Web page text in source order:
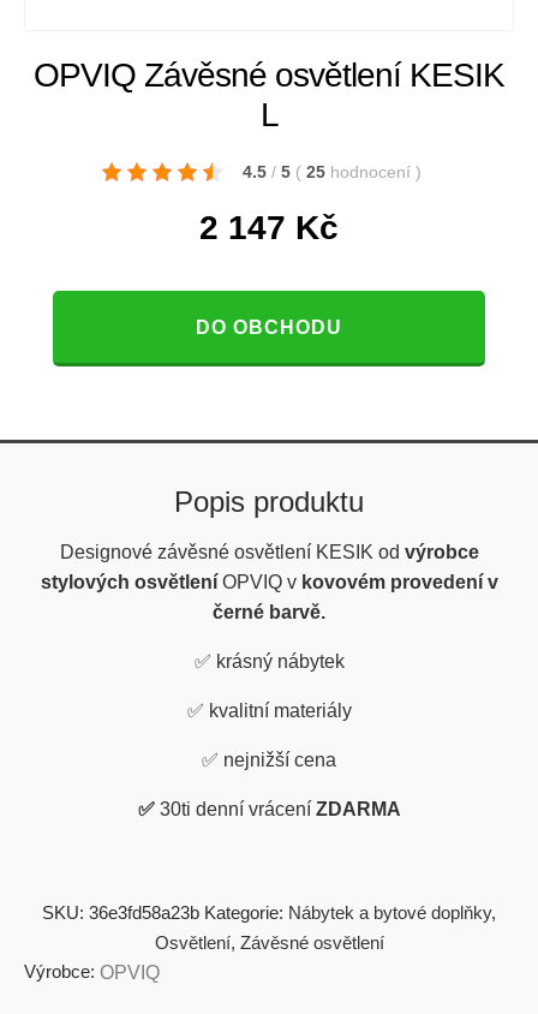
OPVIQ Závěsné osvětlení KESIK
L
4.5 / 5 ( 25 hodnocení )
2 147 Kč
DO OBCHODU
Popis produktu
Designové závěsné osvětlení KESIK od výrobce
stylových osvětlení OPVIQ v kovovém provedení v
černé barvě.
✅ krásný nábytek
✅ kvalitní materiály
✅ nejnižší cena
✅ 30ti denní vrácení ZDARMA
SKU: 36e3fd58a23b Kategorie: Nábytek a bytové doplňky,
Osvětlení, Závěsné osvětlení
Výrobce: OPVIQ